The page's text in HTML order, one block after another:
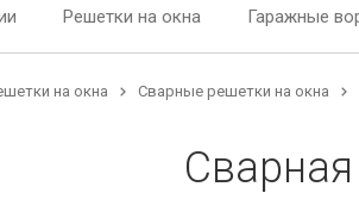
Решетки на окна Гаражные
на окна Сварные решетки на окна